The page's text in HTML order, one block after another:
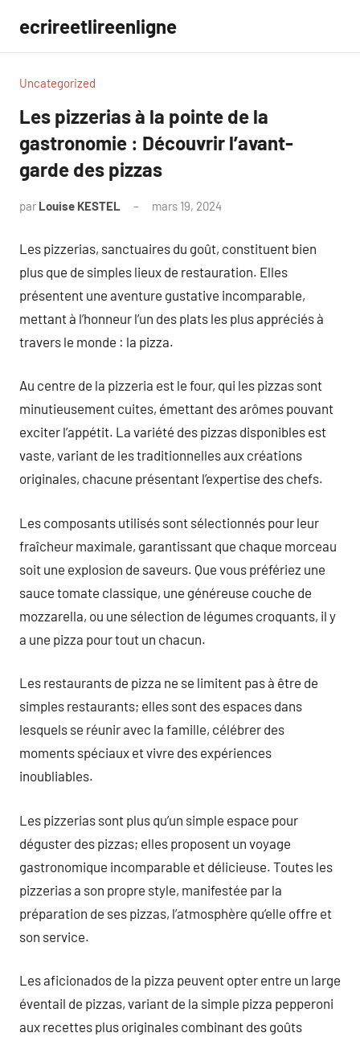
contenu
ecrireetlireenligne
Uncategorized
Les pizzerias à la pointe de la
gastronomie : Découvrir l’avant-
garde des pizzas
par Louise KESTEL mars 19, 2024
Les pizzerias, sanctuaires du goût, constituent bien
plus que de simples lieux de restauration. Elles
présentent une aventure gustative incomparable,
mettant à l’honneur l’un des plats les plus appréciés à
travers le monde : la pizza.
Au centre de la pizzeria est le four, qui les pizzas sont
minutieusement cuites, émettant des arômes pouvant
exciter l’appétit. La variété des pizzas disponibles est
vaste, variant de les traditionnelles aux créations
originales, chacune présentant l’expertise des chefs.
Les composants utilisés sont sélectionnés pour leur
fraîcheur maximale, garantissant que chaque morceau
soit une explosion de saveurs. Que vous préfériez une
sauce tomate classique, une généreuse couche de
mozzarella, ou une sélection de légumes croquants, il y
a une pizza pour tout un chacun.
Les restaurants de pizza ne se limitent pas à être de
simples restaurants; elles sont des espaces dans
lesquels se réunir avec la famille, célébrer des
moments spéciaux et vivre des expériences
inoubliables.
Les pizzerias sont plus qu’un simple espace pour
déguster des pizzas; elles proposent un voyage
gastronomique incomparable et délicieuse. Toutes les
pizzerias a son propre style, manifestée par la
préparation de ses pizzas, l’atmosphère qu’elle offre et
son service.
Les aficionados de la pizza peuvent opter entre un large
éventail de pizzas, variant de la simple pizza pepperoni
aux recettes plus originales combinant des goûts